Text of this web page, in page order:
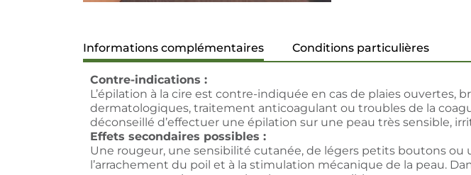
Informations complémentaires Conditions particulières
Contre-indications :
L’épilation à la cire est contre-indiquée en cas de plaies ouvertes,
dermatologiques, traitement anticoagulant ou troubles de la
déconseillé d’effectuer une épilation sur une peau très sensible,
Effets secondaires possibles :
Une rougeur, une sensibilité cutanée, de légers petits boutons ou
l’arrachement du poil et à la stimulation mécanique de la peau.